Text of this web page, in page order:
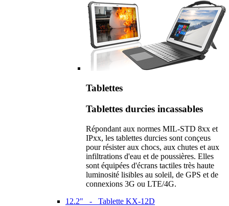
Tablettes
Tablettes durcies incassables
Répondant aux normes MIL-STD 8xx et
IPxx, les tablettes durcies sont conçeus
pour résister aux chocs, aux chutes et aux
infiltrations d'eau et de poussières. Elles
sont équipées d'écrans tactiles très haute
luminosité lisibles au soleil, de GPS et de
connexions 3G ou LTE/4G.
12.2" - Tablette KX-12D